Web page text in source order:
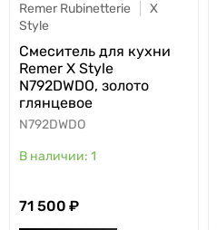
Remer Rubinetterie
X
Style
Cмеситель для кухни
Remer X Style
N792DWDO, золото
глянцевое
N792DWDO
1
71 500